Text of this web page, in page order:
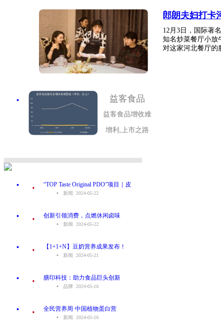
郎朗夫妇打卡
12月3日，国际著
知名炒菜餐厅小放
对这家河北餐厅的
益客食品
益客食品增收难
增利,上市之路
. “TOP Taste Original PDO”项目｜皮
新闻 2024-05-22
. 创新引领消费，点燃休闲卤味
新闻 2024-05-22
. 【1+1+N】豆奶营养成果发布！
新闻 2024-05-21
. 膳印科技：助力食品巨头创新
品牌 2024-05-16
. 全民营养周·中国植物蛋白营
新闻 2024-05-16